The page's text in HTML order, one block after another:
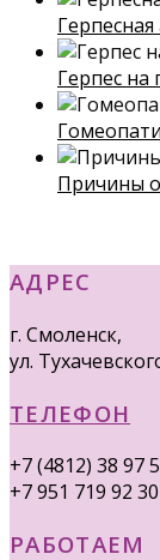
Герпесная
Герпес
Причины
АДРЕС
г. Смоленск,
ул.
ТЕЛЕФОН
+7 (4812) 38 97
+7 951 719 92 30
РАБОТАЕМ